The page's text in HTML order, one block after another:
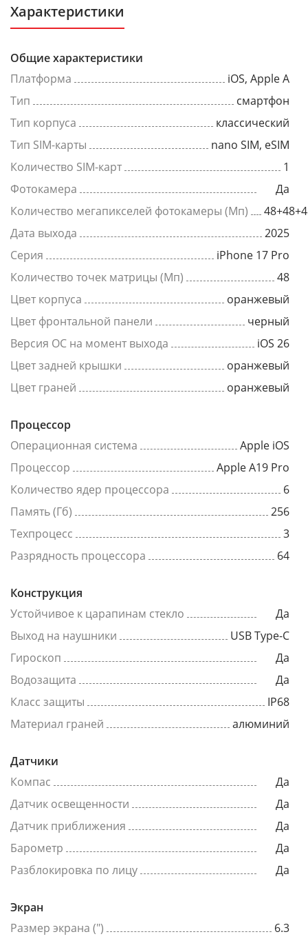
Характеристики
Общие характеристики
Платформа
iOS, Apple A
Тип
смартфон
Тип корпуса
классический
Тип SIM-карты
nano SIM, eSIM
Количество SIM-карт
1
Фотокамера
Да
Количество мегапикселей фотокамеры (Мп)
Дата выхода
2025
Серия
iPhone 17 Pro
Количество точек матрицы (Мп)
48
Цвет корпуса
оранжевый
Цвет фронтальной панели
черный
Версия ОС на момент выхода
iOS 26
Цвет задней крышки
оранжевый
Цвет граней
оранжевый
Процессор
Операционная система
Apple iOS
Процессор
Apple A19 Pro
Количество ядер процессора
6
Память (Гб)
256
Техпроцесс
3
Разрядность процессора
64
Конструкция
Устойчивое к царапинам стекло
Да
Выход на наушники
USB Type-C
Гироскоп
Да
Водозащита
Да
Класс защиты
IP68
Материал граней
алюминий
Датчики
Компас
Да
Датчик освещенности
Да
Датчик приближения
Да
Барометр
Да
Разблокировка по лицу
Да
Экран
Размер экрана (")
6.3